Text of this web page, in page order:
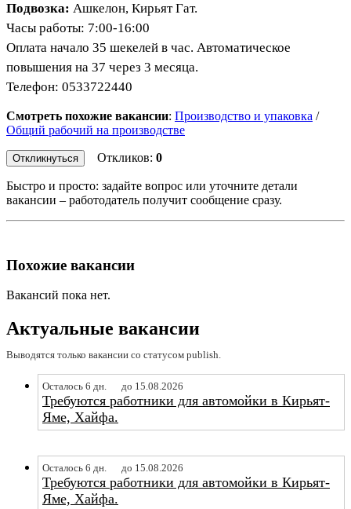
Подвозка: Ашкелон, Кирьят Гат.
Часы работы: 7:00-16:00
Оплата начало 35 шекелей в час. Автоматическое
повышения на 37 через 3 месяца.
Телефон: 0533722440
Смотреть похожие вакансии: Производство и упаковка /
Общий рабочий на производстве
Откликнуться Откликов: 0
Быстро и просто: задайте вопрос или уточните детали
вакансии – работодатель получит сообщение сразу.
Похожие вакансии
Вакансий пока нет.
Актуальные вакансии
Выводятся только вакансии со статусом publish.
Осталось 6 дн. до 15.08.2026
Требуются работники для автомойки в Кирьят-
Яме, Хайфа.
Осталось 6 дн. до 15.08.2026
Требуются работники для автомойки в Кирьят-
Яме, Хайфа.